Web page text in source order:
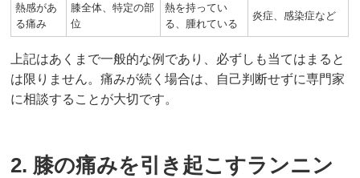
熱感があ
る痛み
膝全体、特定の部
位
熱を持ってい
る、腫れている
炎症、感染症など
上記はあくまで一般的な例であり、必ずしも当てはまると
は限りません。痛みが続く場合は、自己判断せずに専門家
に相談することが大切です。
2. 膝の痛みを引き起こすランニン